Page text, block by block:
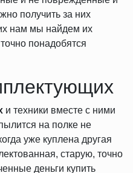
получить за них
нам мы найдем их
понадобятся
и техники вместе с ними
на полке не
уже куплена другая
старую, точно
деньги купить